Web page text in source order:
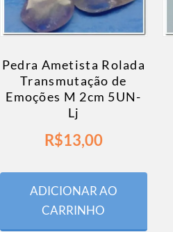
Pedra Ametista Rolada
Transmutação de
Emoções M 2cm 5UN-
Lj
R$13,00
ADICIONAR AO
CARRINHO